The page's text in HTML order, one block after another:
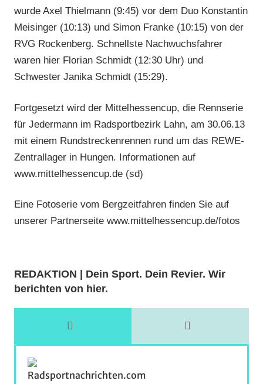
wurde Axel Thielmann (9:45) vor dem Duo Konstantin
Meisinger (10:13) und Simon Franke (10:15) von der
RVG Rockenberg. Schnellste Nachwuchsfahrer
waren hier Florian Schmidt (12:30 Uhr) und
Schwester Janika Schmidt (15:29).
Fortgesetzt wird der Mittelhessencup, die Rennserie
für Jedermann im Radsportbezirk Lahn, am 30.06.13
mit einem Rundstreckenrennen rund um das REWE-
Zentrallager in Hungen. Informationen auf
www.mittelhessencup.de (sd)
Eine Fotoserie vom Bergzeitfahren finden Sie auf
unserer Partnerseite www.mittelhessencup.de/fotos
REDAKTION | Dein Sport. Dein Revier. Wir
berichten von hier.